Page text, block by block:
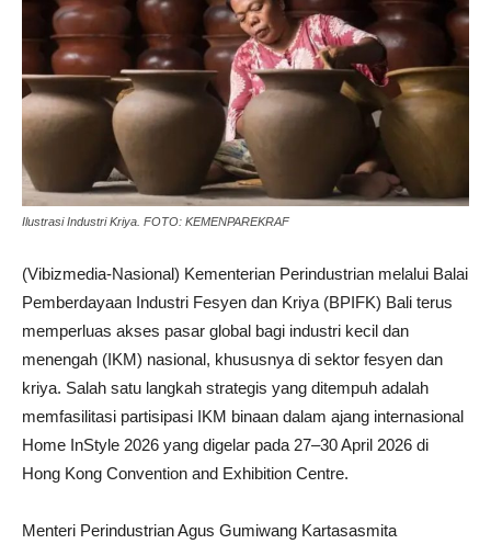
Ilustrasi Industri Kriya. FOTO: KEMENPAREKRAF
(Vibizmedia-Nasional) Kementerian Perindustrian melalui Balai
Pemberdayaan Industri Fesyen dan Kriya (BPIFK) Bali terus
memperluas akses pasar global bagi industri kecil dan
menengah (IKM) nasional, khususnya di sektor fesyen dan
kriya. Salah satu langkah strategis yang ditempuh adalah
memfasilitasi partisipasi IKM binaan dalam ajang internasional
Home InStyle 2026 yang digelar pada 27–30 April 2026 di
Hong Kong Convention and Exhibition Centre.
Menteri Perindustrian Agus Gumiwang Kartasasmita